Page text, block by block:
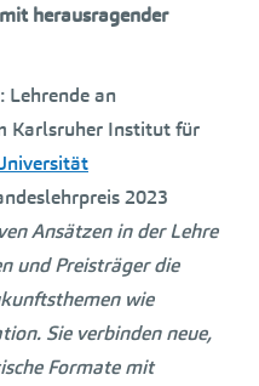
herausragender
Lehrende an
Karlsruher Institut für
2023
Ansätzen in der Lehre
und Preisträger die
wie
Sie verbinden neue,
Formate mit